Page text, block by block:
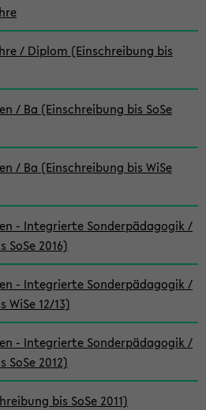
/ Diplom (Einschreibung bis
/ Ba (Einschreibung bis SoSe
/ Ba (Einschreibung bis WiSe
- Integrierte Sonderpädagogik /
SoSe 2016)
- Integrierte Sonderpädagogik /
WiSe 12/13)
- Integrierte Sonderpädagogik /
SoSe 2012)
bis SoSe 2011)